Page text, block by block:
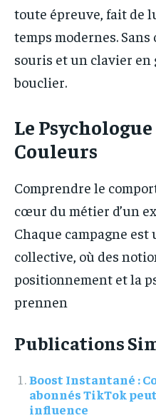
toute épreuve, fait de
temps modernes. Sans
souris et un clavier en
bouclier.
Le
Couleurs
Comprendre le
cœur du métier d’un
Chaque campagne est
collective, où des
positionnement et la
prennen
Publications
Boost Instantané :
abonnés TikTok
influence